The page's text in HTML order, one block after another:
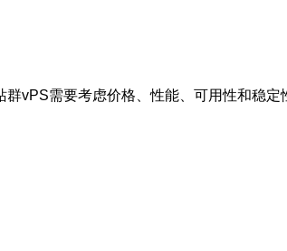
vPS需要考虑价格、性能、可用性和稳定